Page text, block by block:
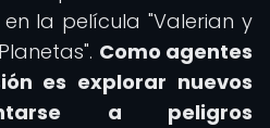
la película "Valerian y
Como agentes
es explorar nuevos
a peligros